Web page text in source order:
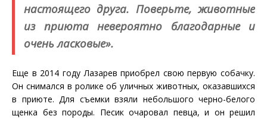
настоящего друга. Поверьте, животные
из приюта невероятно благодарные и
очень ласковые».
Еще в 2014 году Лазарев приобрел свою первую собачку.
Он снимался в ролике об уличных животных, оказавшихся
в приюте. Для съемки взяли небольшого черно-белого
щенка без породы. Песик очаровал певца, и он решил